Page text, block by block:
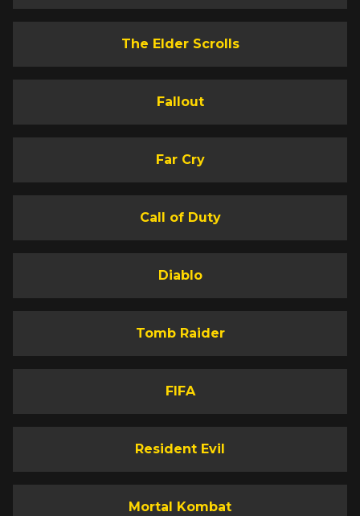
The Elder Scrolls
Fallout
Far Cry
Call of Duty
Diablo
Tomb Raider
FIFA
Resident Evil
Mortal Kombat